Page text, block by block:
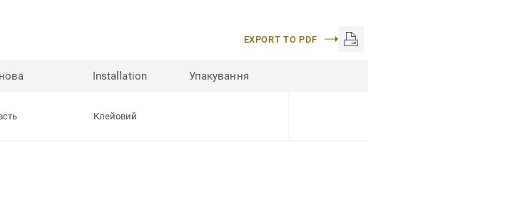
EXPORT TO PDF
Installation Упакування
Клейовий